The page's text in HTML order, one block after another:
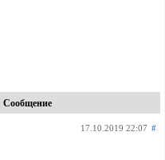
Сообщение
17.10.2019 22:07 #